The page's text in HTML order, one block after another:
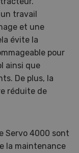
travail
et une
évite la
pour
ainsi que
De plus, la
réduite de
Servo 4000 sont
la maintenance